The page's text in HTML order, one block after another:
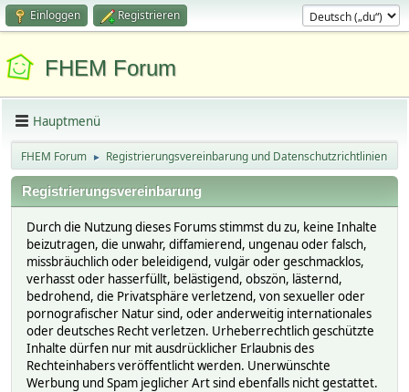
Einloggen Registrieren
FHEM Forum
Hauptmenü
FHEM Forum ► Registrierungsvereinbarung und Datenschutzrichtlinien
Registrierungsvereinbarung
Durch die Nutzung dieses Forums stimmst du zu, keine Inhalte
beizutragen, die unwahr, diffamierend, ungenau oder falsch,
missbräuchlich oder beleidigend, vulgär oder geschmacklos,
verhasst oder hasserfüllt, belästigend, obszön, lästernd,
bedrohend, die Privatsphäre verletzend, von sexueller oder
pornografischer Natur sind, oder anderweitig internationales
oder deutsches Recht verletzen. Urheberrechtlich geschützte
Inhalte dürfen nur mit ausdrücklicher Erlaubnis des
Rechteinhabers veröffentlicht werden. Unerwünschte
Werbung und Spam jeglicher Art sind ebenfalls nicht gestattet.